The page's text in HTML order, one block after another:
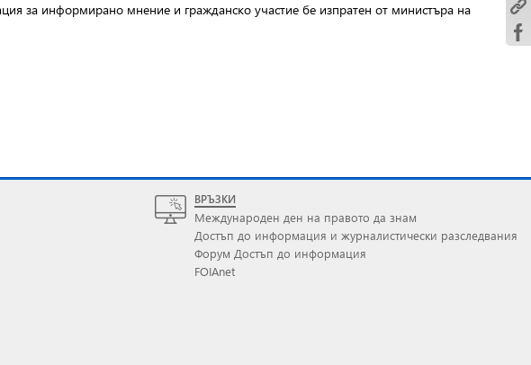
за информирано мнение и гражданско участие бе изпратен от министъра на
ВРЪЗКИ
Международен ден на правото да знам
Достъп до информация и журналистически разследвания
Форум Достъп до информация
FOIAnet